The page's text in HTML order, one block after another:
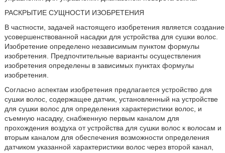
РАСКРЫТИЕ СУЩНОСТИ ИЗОБРЕТЕНИЯ
В частности, задачей настоящего изобретения является создание
усовершенствованной насадки для устройства для сушки волос.
Изобретение определено независимым пунктом формулы
изобретения. Предпочтительные варианты осуществления
изобретения определены в зависимых пунктах формулы
изобретения.
Согласно аспектам изобретения предлагается устройство для
сушки волос, содержащее датчик, установленный на устройстве
для сушки волос для определения характеристики волос, и
съемную насадку, снабженную первым каналом для
прохождения воздуха от устройства для сушки волос к волосам и
вторым каналом для обеспечения возможности определения
датчиком указанной характеристики волос через второй канал,